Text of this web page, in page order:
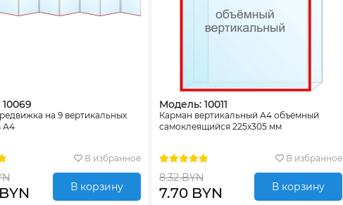
на 9 вертикальных
А4
В избранное
В корзину
Модель: 10011
Карман вертикальный А4 объёмный
самоклеящийся 225х305 мм
В избранное
8.32 BYN
7.70 BYN В корзину